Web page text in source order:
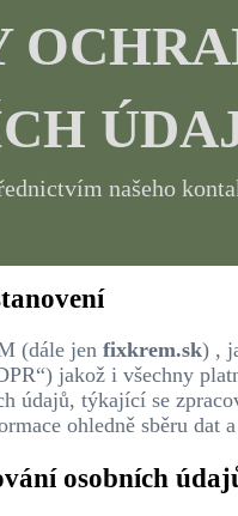
našeho
(dále jen fixkrem.sk) ,
jakož i všechny
údajů, týkající se
ohledně sběru dat
osobních